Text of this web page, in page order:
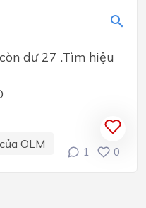
dư 27 .Tìm hiệu
OLM
1 0